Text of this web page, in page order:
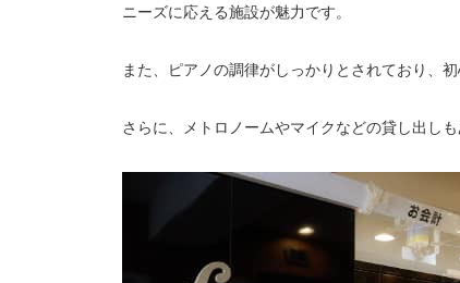
ニーズに応える施設が魅力です。
また、ピアノの調律がしっかりとされており、
さらに、メトロノームやマイクなどの貸し出し